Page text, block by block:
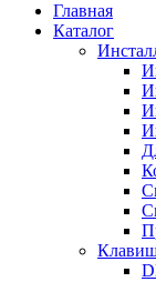
Главная
Каталог